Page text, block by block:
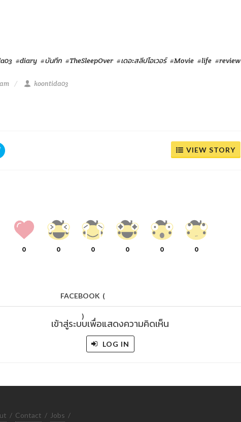
#diary #บันทึก #TheSleepOver #เดอะสลีปโอเวอร์ #Movie #life #review
koontida03
VIEW STORY
0 0 0 0 0 0
FACEBOOK (
)
เข้าสู่ระบบเพื่อแสดงความคิดเห็น
LOG IN
/ Contact / Jobs /